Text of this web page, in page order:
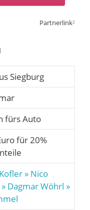
Partnerlink²
Siegburg
fürs Auto
für 20%
» Nico
» Dagmar Wöhrl »